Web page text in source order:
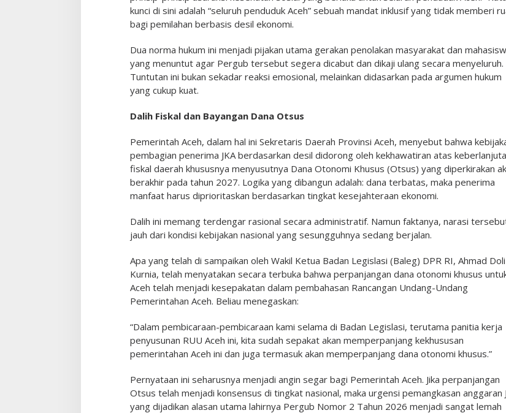
kunci di sini adalah “seluruh penduduk Aceh” sebuah mandat inklusif yang tidak memberi
bagi pemilahan berbasis desil ekonomi.
Dua norma hukum ini menjadi pijakan utama gerakan penolakan masyarakat dan
yang menuntut agar Pergub tersebut segera dicabut dan dikaji ulang secara menyeluruh.
Tuntutan ini bukan sekadar reaksi emosional, melainkan didasarkan pada argumen hukum
yang cukup kuat.
Dalih Fiskal dan Bayangan Dana Otsus
Pemerintah Aceh, dalam hal ini Sekretaris Daerah Provinsi Aceh, menyebut bahwa
pembagian penerima JKA berdasarkan desil didorong oleh kekhawatiran atas
fiskal daerah khususnya menyusutnya Dana Otonomi Khusus (Otsus) yang diperkirakan
berakhir pada tahun 2027. Logika yang dibangun adalah: dana terbatas, maka penerima
manfaat harus diprioritaskan berdasarkan tingkat kesejahteraan ekonomi.
Dalih ini memang terdengar rasional secara administratif. Namun faktanya, narasi
jauh dari kondisi kebijakan nasional yang sesungguhnya sedang berjalan.
Apa yang telah di sampaikan oleh Wakil Ketua Badan Legislasi (Baleg) DPR RI, Ahmad Doli
Kurnia, telah menyatakan secara terbuka bahwa perpanjangan dana otonomi khusus
Aceh telah menjadi kesepakatan dalam pembahasan Rancangan Undang-Undang
Pemerintahan Aceh. Beliau menegaskan:
“Dalam pembicaraan-pembicaraan kami selama di Badan Legislasi, terutama panitia kerja
penyusunan RUU Aceh ini, kita sudah sepakat akan memperpanjang kekhususan
pemerintahan Aceh ini dan juga termasuk akan memperpanjang dana otonomi khusus.”
Pernyataan ini seharusnya menjadi angin segar bagi Pemerintah Aceh. Jika perpanjangan
Otsus telah menjadi konsensus di tingkat nasional, maka urgensi pemangkasan anggaran
yang dijadikan alasan utama lahirnya Pergub Nomor 2 Tahun 2026 menjadi sangat lemah